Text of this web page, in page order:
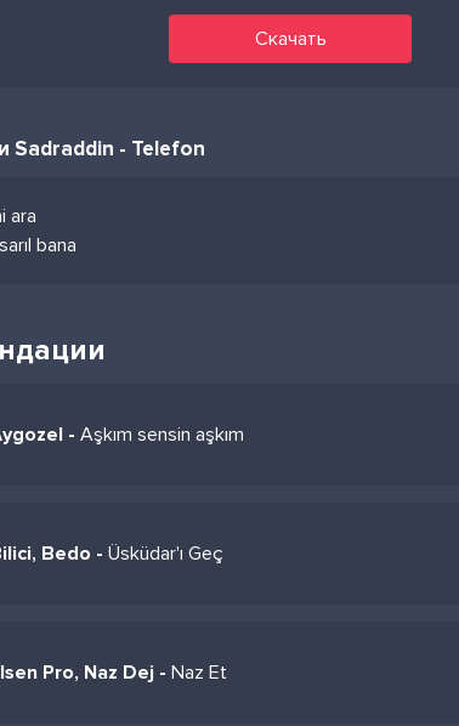
Скачать
Sadraddin - Telefon
ara
bana
- Aşkım sensin aşkım
Bedo - Üsküdar'ı Geç
Pro, Naz Dej - Naz Et